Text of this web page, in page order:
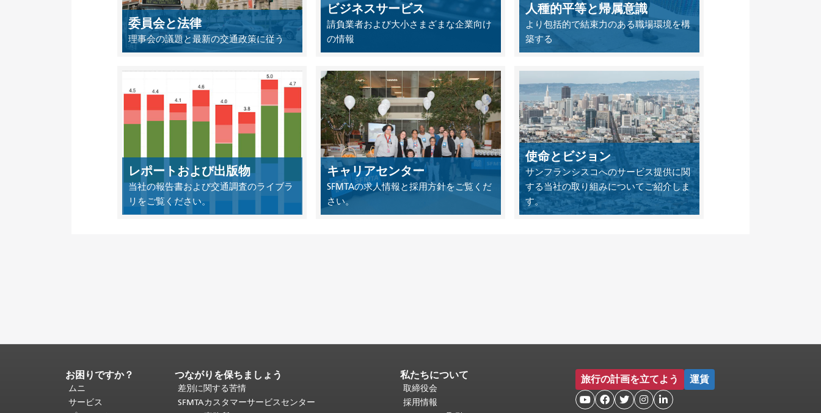
委員会と法律
理事会の議題と最新の交通政策に従う
ビジネスサービス
請負業者および大小さまざまな企業向け
の情報
人種的平等と帰属意識
より包括的で結束力のある職場環境を構
築する
レポートおよび出版物
当社の報告書および交通調査のライブラ
リをご覧ください。
キャリアセンター
SFMTAの求人情報と採用方針をご覧くだ
さい。
使命とビジョン
サンフランシスコへのサービス提供に関
する当社の取り組みについてご紹介しま
す。
ペ
ー
ジ
お困りですか？
ムニ
サービス
つながりを保ちましょう
差別に関する苦情
SFMTAカスタマーサービスセンター
私たちについて
取締役会
採用情報
旅行の計画を立てよう 運賃
    